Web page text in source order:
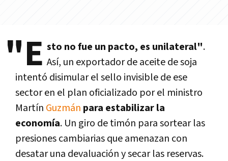
"E sto no fue un pacto, es unilateral".
Así, un exportador de aceite de soja
intentó disimular el sello invisible de ese
sector en el plan oficializado por el ministro
Martín Guzmán para estabilizar la
economía. Un giro de timón para sortear las
presiones cambiarias que amenazan con
desatar una devaluación y secar las reservas.